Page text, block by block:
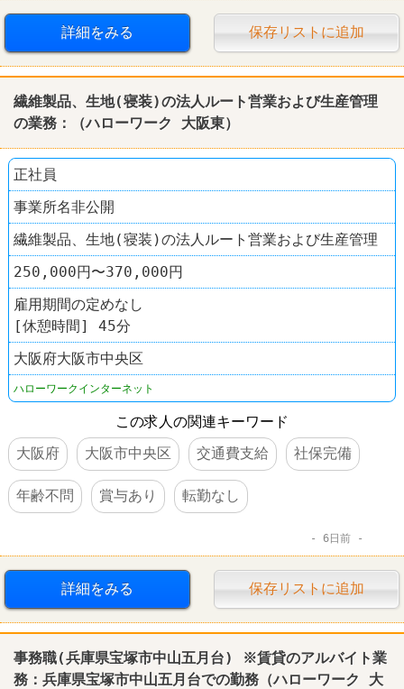
詳細をみる 保存リストに追加
繊維製品、生地(寝装)の法人ルート営業および生産管理
の業務：（ハローワーク 大阪東）
正社員
事業所名非公開
繊維製品、生地(寝装)の法人ルート営業および生産管理
250,000円〜370,000円
雇用期間の定めなし
[休憩時間] 45分
大阪府大阪市中央区
ハローワークインターネット
この求人の関連キーワード
大阪府
大阪市中央区 交通費支給 社保完備
年齢不問 賞与あり 転勤なし
6日前
詳細をみる 保存リストに追加
事務職(兵庫県宝塚市中山五月台) ※賃貸のアルバイト業
務：兵庫県宝塚市中山五月台での勤務（ハローワーク
大